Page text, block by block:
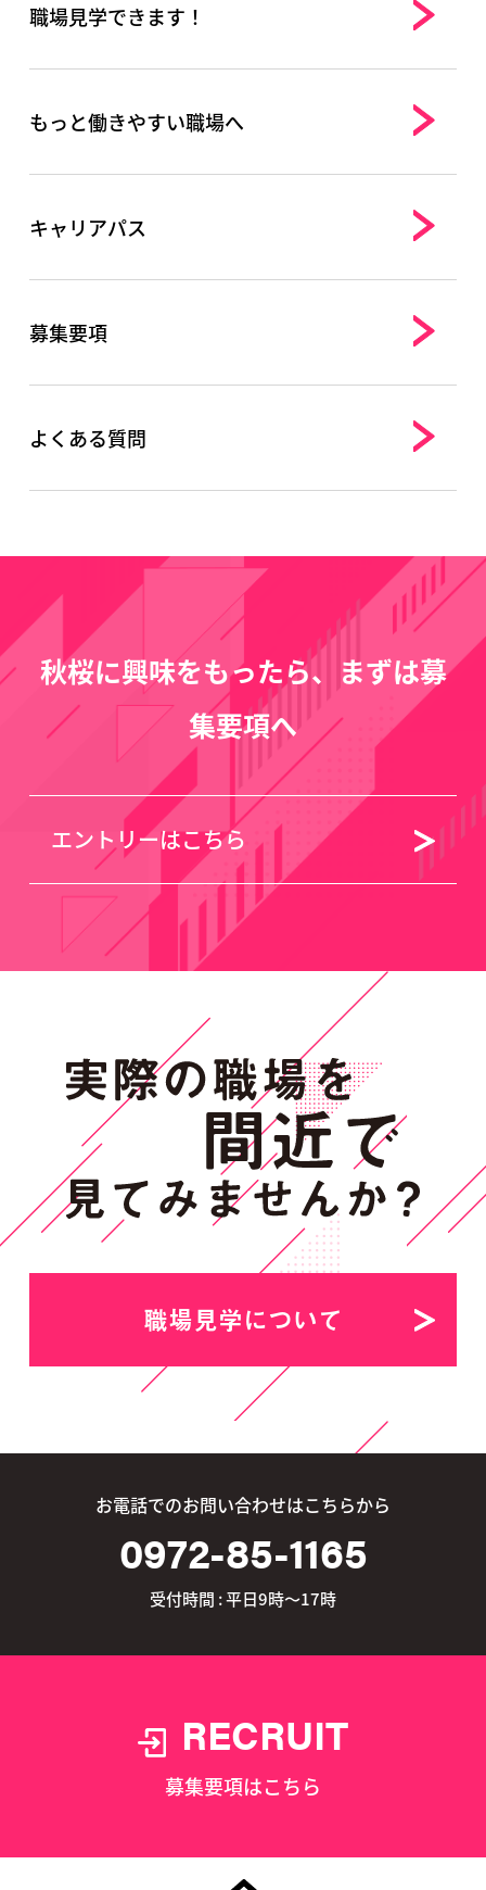
職場見学できます！
もっと働きやすい職場へ
キャリアパス
募集要項
よくある質問
秋桜に興味をもったら、まずは募
集要項へ
エントリーはこちら
職場見学について
お電話でのお問い合わせはこちらから
0972-85-1165
受付時間 : 平日9時～17時
RECRUIT
募集要項はこちら